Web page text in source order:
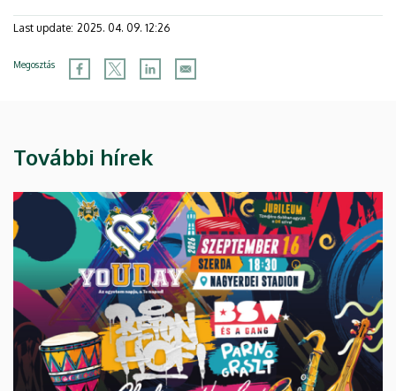
Last update: 2025. 04. 09. 12:26
Megosztás
További hírek